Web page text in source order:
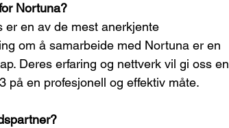
Nortuna?
er en av de mest anerkjente
om å samarbeide med Nortuna er en
Deres erfaring og nettverk vil gi oss en
på en profesjonell og effektiv måte.